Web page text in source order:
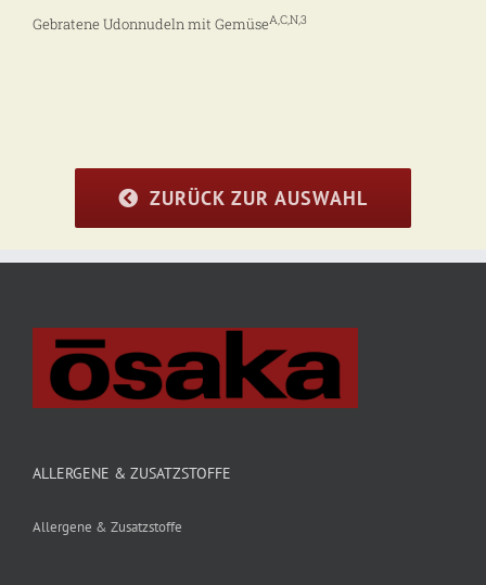
Gebratene Udonnudeln mit GemüseA,C,N,3
ZURÜCK ZUR AUSWAHL
ALLERGENE & ZUSATZSTOFFE
Allergene & Zusatzstoffe